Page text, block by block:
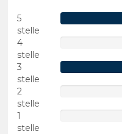
5
stelle
4
stelle
3
stelle
2
stelle
1
stelle